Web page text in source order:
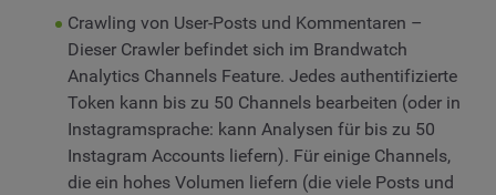
Crawling von User-Posts und Kommentaren –
Dieser Crawler befindet sich im Brandwatch
Analytics Channels Feature. Jedes authentifizierte
Token kann bis zu 50 Channels bearbeiten (oder in
Instagramsprache: kann Analysen für bis zu 50
Instagram Accounts liefern). Für einige Channels,
die ein hohes Volumen liefern (die viele Posts und